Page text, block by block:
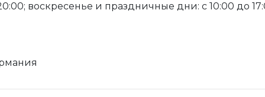
воскресенье и праздничные дни: с 10:00 до